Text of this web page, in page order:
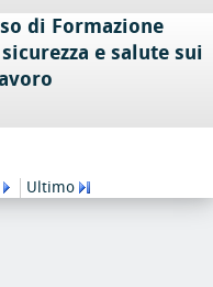
di Formazione
e salute sui
Ultimo